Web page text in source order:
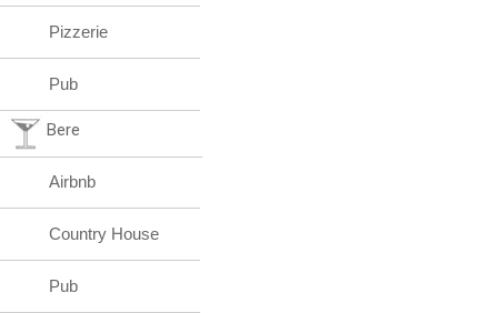
Pizzerie
Pub
Bere
Airbnb
Country House
Pub